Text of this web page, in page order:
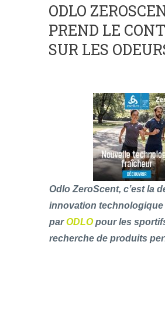
ODLO
PREND LE
SUR LES
Odlo ZeroScent, c’est la
innovation technologique
parODLOpour les
recherche de produits